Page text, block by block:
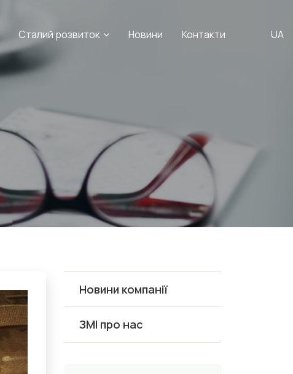
Сталий розвиток Новини Контакти UA
Новини компанії
ЗМІ про нас